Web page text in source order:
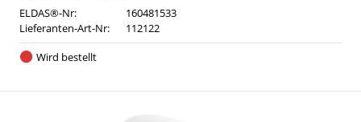
ELDAS®-Nr:
160481533
Lieferanten-Art-Nr:
112122
Wird bestellt